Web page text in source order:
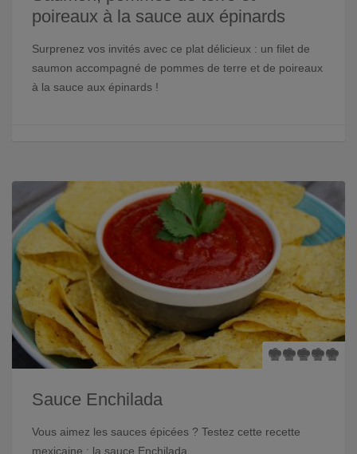
poireaux à la sauce aux épinards
Surprenez vos invités avec ce plat délicieux : un filet de
saumon accompagné de pommes de terre et de poireaux
à la sauce aux épinards !
Sauce Enchilada
Vous aimez les sauces épicées ? Testez cette recette
mexicaine : la sauce Enchilada.